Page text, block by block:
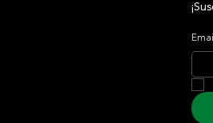
Email